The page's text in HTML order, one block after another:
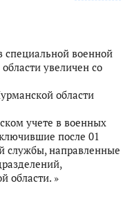
военной
увеличен со
области
учете в военных
после 01
службы, направленные
области. »